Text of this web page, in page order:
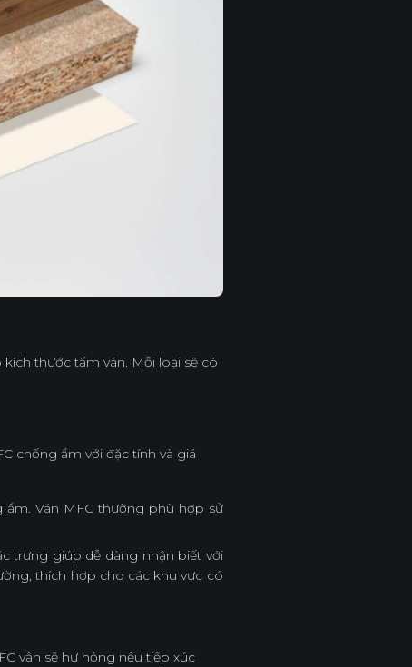
thước tấm ván. Mỗi loại sẽ có
chống ẩm với đặc tính và giá
Ván MFC thường phù hợp sử
trưng giúp dễ dàng nhận biết với
thích hợp cho các khu vực có
vẫn sẽ hư hỏng nếu tiếp xúc